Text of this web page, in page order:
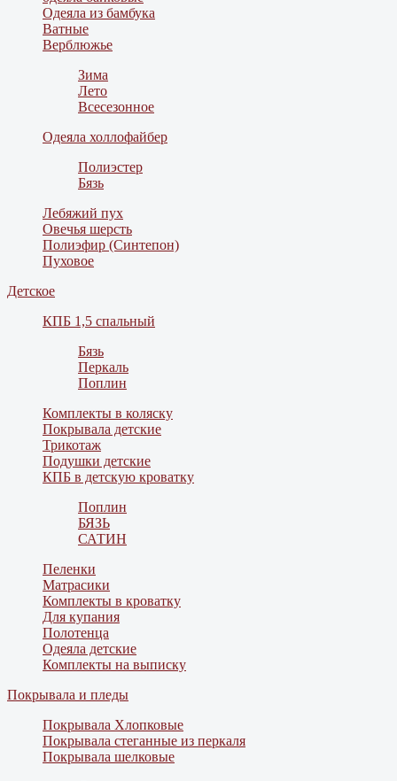
Одеяла из бамбука
Ватные
Верблюжье
Зима
Лето
Всесезонное
Одеяла холлофайбер
Полиэстер
Бязь
Лебяжий пух
Овечья шерсть
Полиэфир (Синтепон)
Пуховое
Детское
КПБ 1,5 спальный
Бязь
Перкаль
Поплин
Комплекты в коляску
Покрывала детские
Трикотаж
Подушки детские
КПБ в детскую кроватку
Поплин
БЯЗЬ
САТИН
Пеленки
Матрасики
Комплекты в кроватку
Для купания
Полотенца
Одеяла детские
Комплекты на выписку
Покрывала и пледы
Покрывала Хлопковые
Покрывала стеганные из перкаля
Покрывала шелковые